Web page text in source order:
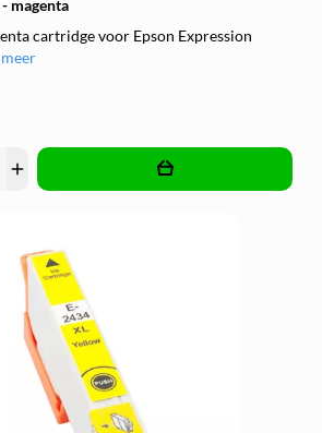
magenta
cartridge voor Epson Expression
meer
add